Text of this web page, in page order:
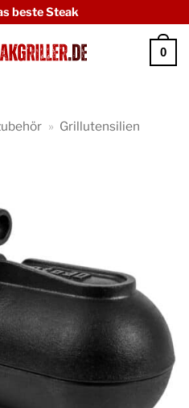
beste Steak
0
» Grillutensilien